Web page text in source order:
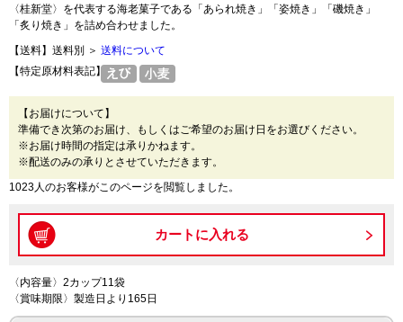
〈桂新堂〉を代表する海老菓子である「あられ焼き」「姿焼き」「磯焼き」
「炙り焼き」を詰め合わせました。
【送料】送料別 ＞ 送料について
【特定原材料表記】
【お届けについて】
準備でき次第のお届け、もしくはご希望のお届け日をお選びください。
※お届け時間の指定は承りかねます。
※配送のみの承りとさせていただきます。
1023人のお客様がこのページを閲覧しました。
〈内容量〉2カップ11袋
〈賞味期限〉製造日より165日